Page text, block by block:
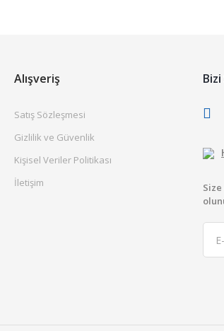
Alışveriş
Satış Sözleşmesi
Gizlilik ve Güvenlik
Kişisel Veriler Politikası
İletişim